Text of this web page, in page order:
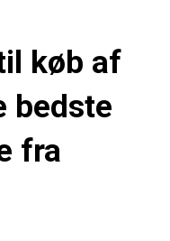
køb af
bedste
fra